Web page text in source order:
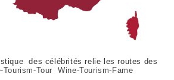
des célébrités relie les routes des
Tourism-Tour Wine-Tourism-Fame